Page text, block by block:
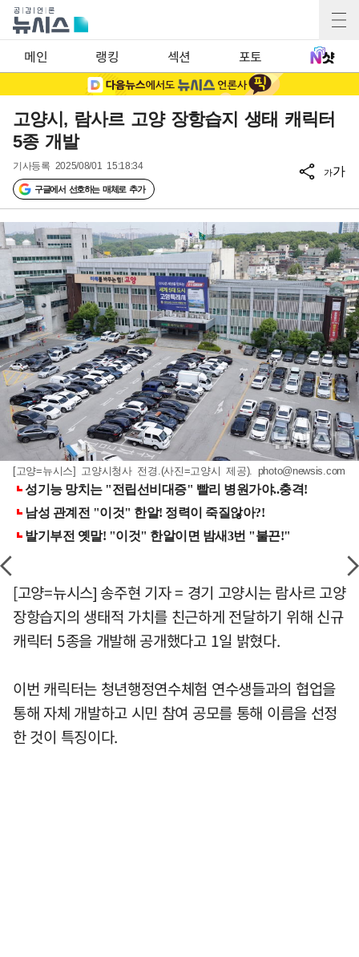
메인 랭킹 섹션 포토
고양시, 람사르 고양 장항습지 생태 캐릭터
5종 개발
기사등록 2025/08/01 15:18:34
구글에서 선호하는 매체로 추가
가가
[고양=뉴시스] 고양시청사 전경.(사진=고양시 제공). photo@newsis.com
[고양=뉴시스] 송주현 기자 = 경기 고양시는 람사르 고양
장항습지의 생태적 가치를 친근하게 전달하기 위해 신규
캐릭터 5종을 개발해 공개했다고 1일 밝혔다.
이번 캐릭터는 청년행정연수체험 연수생들과의 협업을
통해 자체 개발하고 시민 참여 공모를 통해 이름을 선정
한 것이 특징이다.